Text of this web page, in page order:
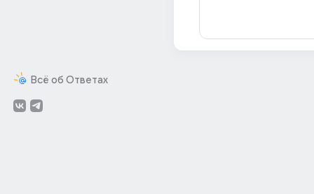
Всё об Ответах